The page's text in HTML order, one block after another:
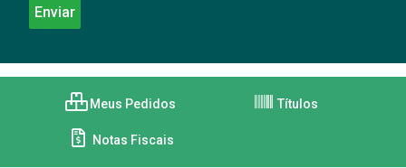
Meus Pedidos Títulos
Notas Fiscais